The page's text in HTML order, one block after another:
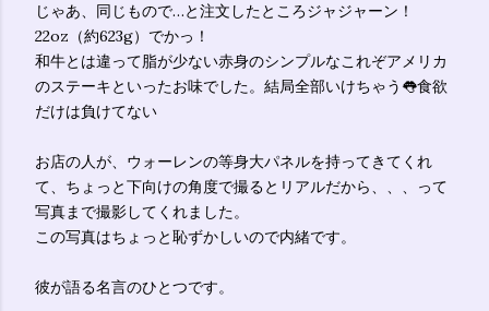
じゃあ、同じもので…と注文したところジャジャーン！
22oz（約623g）でかっ！
和牛とは違って脂が少ない赤身のシンプルなこれぞアメリカ
のステーキといったお味でした。結局全部いけちゃう👅食欲
だけは負けてない
お店の人が、ウォーレンの等身大パネルを持ってきてくれ
て、ちょっと下向けの角度で撮るとリアルだから、、、って
写真まで撮影してくれました。
この写真はちょっと恥ずかしいので内緒です。
彼が語る名言のひとつです。